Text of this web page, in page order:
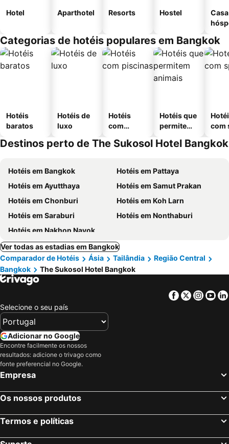
Hotel Aparthotel Resorts Hostel
Categorias de hotéis populares em Bangkok
Hotéis
baratos
Hotéis de
luxo
Hotéis
com
Hotéis que
permitem
com
Destinos perto de The Sukosol Hotel Bangkok
Hotéis em Bangkok
Hotéis em Pattaya
Hotéis em Ayutthaya
Hotéis em Samut Prakan
Hotéis em Chonburi
Hotéis em Koh Larn
Hotéis em Saraburi
Hotéis em Nonthaburi
Hotéis em Nakhon Nayok
Ver todas as estadias em Bangkok
Comparador de Hotéis
Ásia Tailândia
Região Central
Bangkok
The Sukosol Hotel Bangkok
Facebook
Twitter
Selecione o seu país
Adicionar no Google
Encontre facilmente os nossos
resultados: adicione o trivago como
fonte preferencial no Google.
Empresa
Os nossos produtos
Termos e políticas